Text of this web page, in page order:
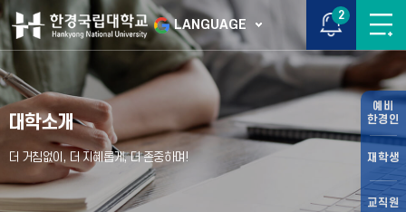
LANGUAGE
2
예비
한경인
재학생
교직원
대학소개